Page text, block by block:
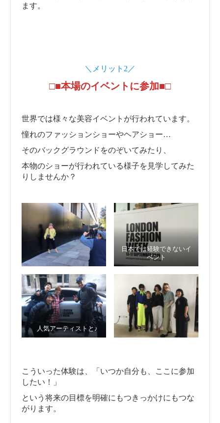
ます。
＼メリット2／
□■本場のイベントに参加■□
世界では様々な美容イベントが行われています。
憧れのファッションショーやヘアショー…
そのバックグラウンドをのぞいてみたり、
本物のショーが行われている様子を見学してみた
りしませんか？
日本では経験できないイ
ベント
人気アーティストと♪
こういった体験は、「いつか自分も、ここに参加
したい！」
という将来の目標を明確にもつきっかけにもつな
がります。